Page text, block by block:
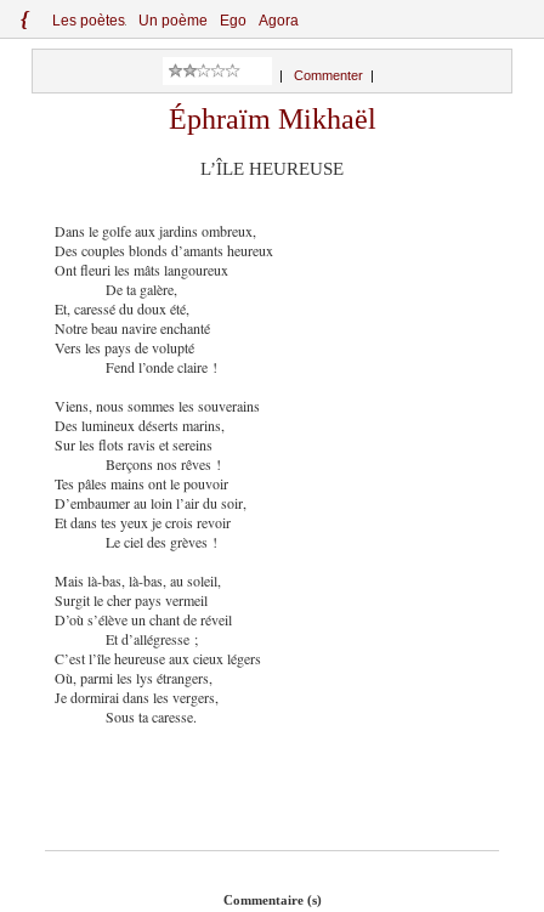
{ Les poètes Un poème Ego Agora
Commenter
Éphraïm Mikhaël
L’ÎLE HEUREUSE
Dans le golfe aux jardins ombreux,
Des couples blonds d’amants heureux
Ont fleuri les mâts langoureux
De ta galère,
Et, caressé du doux été,
Notre beau navire enchanté
Vers les pays de volupté
Fend l’onde claire !
Viens, nous sommes les souverains
Des lumineux déserts marins,
Sur les flots ravis et sereins
Berçons nos rêves !
Tes pâles mains ont le pouvoir
D’embaumer au loin l’air du soir,
Et dans tes yeux je crois revoir
Le ciel des grèves !
Mais là-bas, là-bas, au soleil,
Surgit le cher pays vermeil
D’où s’élève un chant de réveil
Et d’allégresse ;
C’est l’île heureuse aux cieux légers
Où, parmi les lys étrangers,
Je dormirai dans les vergers,
Sous ta caresse.
Commentaire (s)